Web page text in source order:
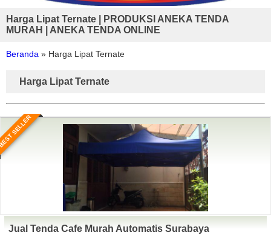
Harga Lipat Ternate | PRODUKSI ANEKA TENDA
MURAH | ANEKA TENDA ONLINE
Beranda » Harga Lipat Ternate
Harga Lipat Ternate
SELLER
Jual Tenda Cafe Murah Automatis Surabaya